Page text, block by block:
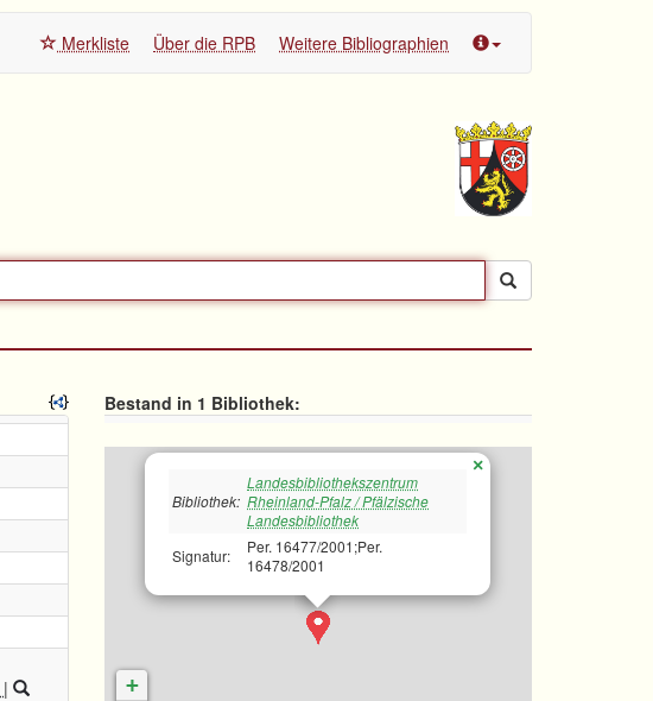
Merkliste Über die RPB Weitere Bibliographien
|
Bestand in 1 Bibliothek:
×
Bibliothek:
Landesbibliothekszentrum
Rheinland-Pfalz / Pfälzische
Landesbibliothek
Signatur:
Per. 16477/2001;Per.
16478/2001
+